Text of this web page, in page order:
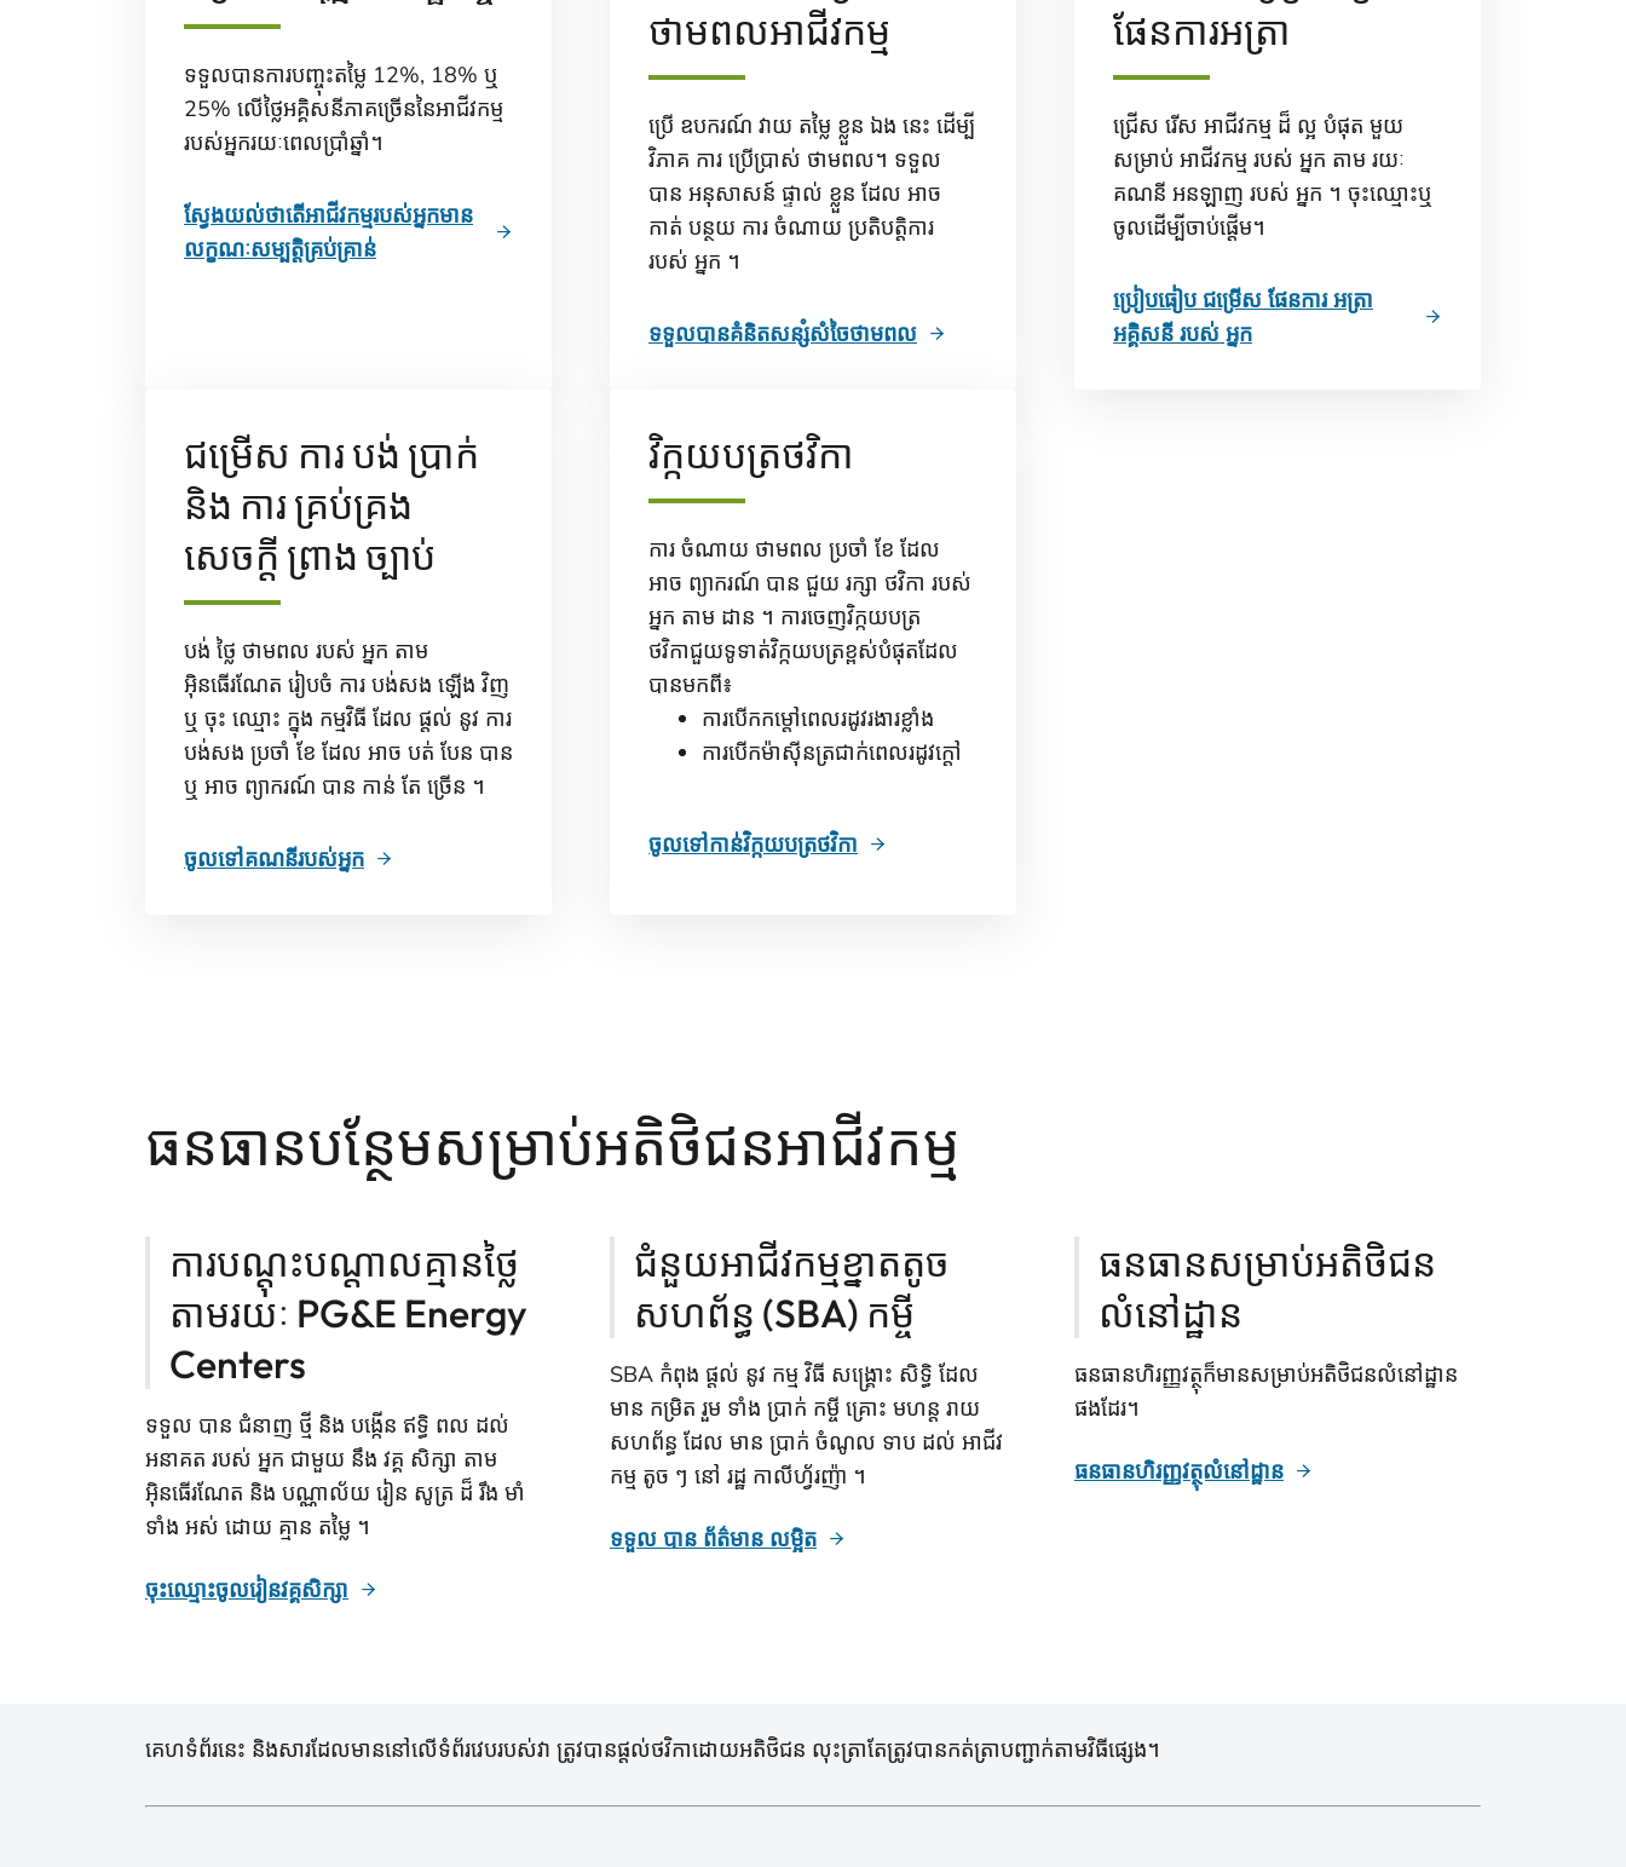
ទទួលបានការបញ្ចុះតម្លៃ 12%, 18% ឬ
25% លើថ្លៃអគ្គិសនីភាគច្រើននៃអាជីវកម្ម
របស់អ្នករយៈពេលប្រាំឆ្នាំ។
ស្វែងយល់ថាតើអាជីវកម្មរបស់អ្នកមាន
លក្ខណៈសម្បត្តិគ្រប់គ្រាន់
ថាមពលអាជីវកម្ម
ប្រើ ឧបករណ៍ វាយ តម្លៃ ខ្លួន ឯង នេះ ដើម្បី
វិភាគ ការ ប្រើប្រាស់ ថាមពល។ ទទួល
បាន អនុសាសន៍ ផ្ទាល់ ខ្លួន ដែល អាច
កាត់ បន្ថយ ការ ចំណាយ ប្រតិបត្តិការ
របស់ អ្នក ។
ទទួលបានគំនិតសន្សំសំចៃថាមពល
ផែនការអត្រា
ជ្រើស រើស អាជីវកម្ម ដ៏ ល្អ បំផុត មួយ
សម្រាប់ អាជីវកម្ម របស់ អ្នក តាម រយៈ
គណនី អនឡាញ របស់ អ្នក ។ ចុះឈ្មោះឬ
ចូលដើម្បីចាប់ផ្តើម។
ប្រៀបធៀប ជម្រើស ផែនការ អត្រា
អគ្គិសនី របស់ អ្នក
ជម្រើស ការ បង់ ប្រាក់
និង ការ គ្រប់គ្រង
សេចក្តី ព្រាង ច្បាប់
បង់ ថ្លៃ ថាមពល របស់ អ្នក តាម
អ៊ិនធើរណែត រៀបចំ ការ បង់សង ឡើង វិញ
ឬ ចុះ ឈ្មោះ ក្នុង កម្មវិធី ដែល ផ្តល់ នូវ ការ
បង់សង ប្រចាំ ខែ ដែល អាច បត់ បែន បាន
ឬ អាច ព្យាករណ៍ បាន កាន់ តែ ច្រើន ។
ចូលទៅគណនី​របស់​អ្នក
វិក្កយបត្រថវិកា
ការ ចំណាយ ថាមពល ប្រចាំ ខែ ដែល
អាច ព្យាករណ៍ បាន ជួយ រក្សា ថវិកា របស់
អ្នក តាម ដាន ។ ការចេញវិក្កយបត្រ
ថវិកាជួយទូទាត់វិក្កយបត្រខ្ពស់បំផុតដែល
បានមកពី៖
ការបើកកម្តៅពេលរដូវរងារខ្លាំង
ការបើកម៉ាស៊ីនត្រជាក់ពេលរដូវក្តៅ
ចូលទៅកាន់វិក្កយបត្រថវិកា
ធនធានបន្ថែមសម្រាប់អតិថិជនអាជីវកម្ម
ការបណ្តុះបណ្តាលគ្មានថ្លៃ
តាមរយៈ PG&E Energy
Centers
ទទួល បាន ជំនាញ ថ្មី និង បង្កើន ឥទ្ធិ ពល ដល់
អនាគត របស់ អ្នក ជាមួយ នឹង វគ្គ សិក្សា តាម
អ៊ិនធើរណែត និង បណ្ណាល័យ រៀន សូត្រ ដ៏ រឹង មាំ
ទាំង អស់ ដោយ គ្មាន តម្លៃ ។
ចុះឈ្មោះចូលរៀនវគ្គសិក្សា
ជំនួយអាជីវកម្មខ្នាតតូច
សហព័ន្ធ (SBA) កម្ចី
SBA កំពុង ផ្តល់ នូវ កម្ម វិធី សង្គ្រោះ សិទ្ធិ ដែល
មាន កម្រិត រួម ទាំង ប្រាក់ កម្ចី គ្រោះ មហន្ត រាយ
សហព័ន្ធ ដែល មាន ប្រាក់ ចំណូល ទាប ដល់ អាជីវ
កម្ម តូច ៗ នៅ រដ្ឋ កាលីហ្វ័រញ៉ា ។
ទទួល បាន ព័ត៌មាន លម្អិត
ធនធានសម្រាប់អតិថិជន
លំនៅដ្ឋាន
ធនធានហិរញ្ញវត្ថុក៏មានសម្រាប់អតិថិជនលំនៅដ្ឋាន
ផងដែរ។
ធនធានហិរញ្ញវត្ថុលំនៅដ្ឋាន
គេហទំព័រនេះ និងសារដែលមាននៅលើទំព័រវេបរបស់វា ត្រូវបានផ្តល់ថវិកាដោយអតិថិជន លុះត្រាតែត្រូវបានកត់ត្រាបញ្ជាក់តាមវិធីផ្សេង។